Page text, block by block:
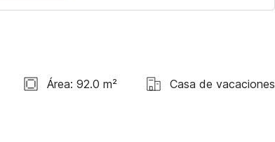
Área: 92.0 m² Casa de vacaciones